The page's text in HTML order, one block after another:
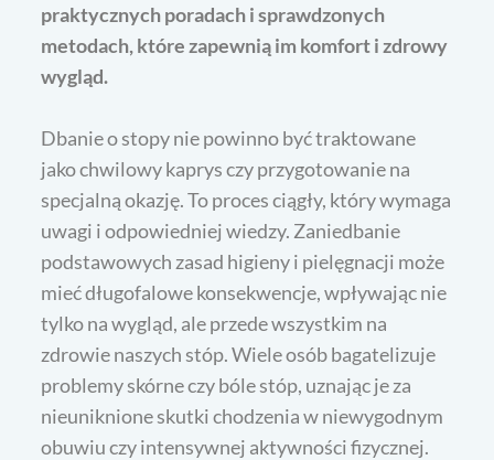
praktycznych poradach i sprawdzonych
metodach, które zapewnią im komfort i zdrowy
wygląd.
Dbanie o stopy nie powinno być traktowane
jako chwilowy kaprys czy przygotowanie na
specjalną okazję. To proces ciągły, który wymaga
uwagi i odpowiedniej wiedzy. Zaniedbanie
podstawowych zasad higieny i pielęgnacji może
mieć długofalowe konsekwencje, wpływając nie
tylko na wygląd, ale przede wszystkim na
zdrowie naszych stóp. Wiele osób bagatelizuje
problemy skórne czy bóle stóp, uznając je za
nieuniknione skutki chodzenia w niewygodnym
obuwiu czy intensywnej aktywności fizycznej.